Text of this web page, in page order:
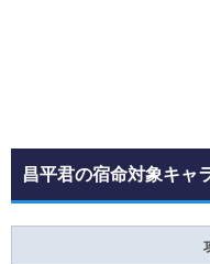
昌平君の宿命対象キャ